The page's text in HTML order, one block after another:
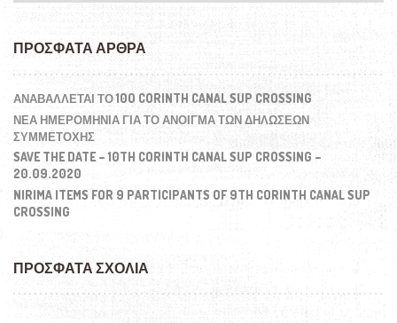
ΠΡΌΣΦΑΤΑ ΆΡΘΡΑ
ΑΝΑΒΆΛΛΕΤΑΙ ΤΟ 10O CORINTH CANAL SUP CROSSING
ΝΕΑ ΗΜΕΡΟΜΗΝΙΑ ΓΙΑ ΤΟ ΑΝΟΙΓΜΑ ΤΩΝ ΔΗΛΩΣΕΩΝ
ΣΥΜΜΕΤΟΧΗΣ
SAVE THE DATE – 10TH CORINTH CANAL SUP CROSSING –
20.09.2020
NIRIMA ITEMS FOR 9 PARTICIPANTS OF 9TH CORINTH CANAL SUP
CROSSING
ΠΡΌΣΦΑΤΑ ΣΧΌΛΙΑ